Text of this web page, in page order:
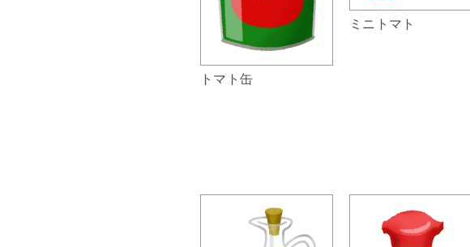
トマト缶
ミニトマト